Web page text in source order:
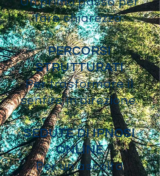
fare chiarezza.
PERCORSI
STRUTTURATI
Per trasformare il
sentire in direzione.
SEDUTE DI IPNOSI
ONLINE
Per un ascolto